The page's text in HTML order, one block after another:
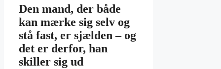
Den mand, der både
kan mærke sig selv og
stå fast, er sjælden – og
det er derfor, han
skiller sig ud